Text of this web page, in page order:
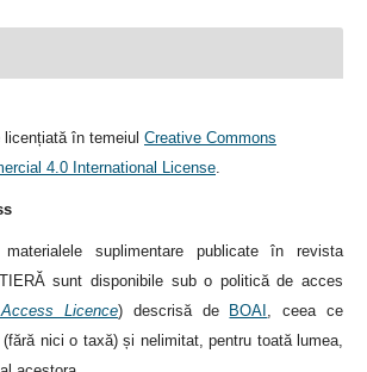
în temeiul Creative Commons
4.0 International License.
suplimentare publicate în revista
sunt disponibile sub o politică de acces
Licence) descrisă de BOAI , ceea ce
nici o taxă) și nelimitat, pentru toată lumea,